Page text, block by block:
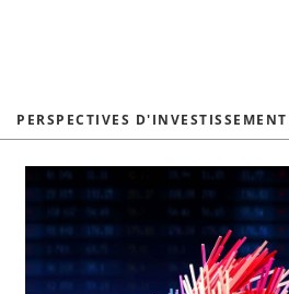
PERSPECTIVES D'INVESTISSEMENT